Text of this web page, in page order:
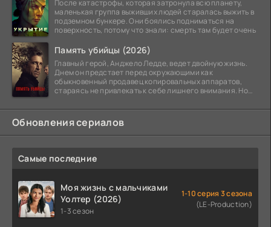
После катастрофы, которая затронула всю планету,
маленькая группа выживших людей старалась выжить в
подземном бункере. Они боялись подниматься на
поверхность, потому что знали: смерть там будет очень
Память убийцы (2026)
Главный герой, Анджело Ледде, ведет двойную жизнь.
Днем он предстает перед окружающими как
обыкновенный продавец копировальных аппаратов,
стараясь не привлекать к себе лишнего внимания. Но
Обновления сериалов
Самые последние
Моя жизнь с мальчиками
Уолтер (2026)
1-3 сезон
1-10 серия 3 сезона
(LE-Production)